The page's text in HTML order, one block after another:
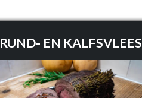
RUND- EN KALFSVLEES